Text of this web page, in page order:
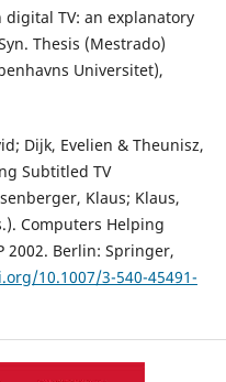
digital TV: an explanatory
Thesis (Mestrado)
Universitet),
Dijk, Evelien & Theunisz,
Subtitled TV
Klaus; Klaus,
Computers Helping
2002. Berlin: Springer,
10.1007/3-540-45491-